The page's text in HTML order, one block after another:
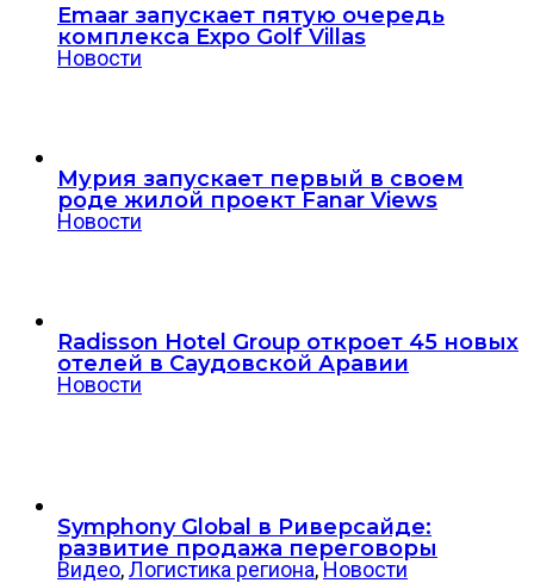
Emaar запускает пятую очередь
комплекса Expo Golf Villas
Новости
Мурия запускает первый в своем
роде жилой проект Fanar Views
Новости
Radisson Hotel Group откроет 45 новых
отелей в Саудовской Аравии
Новости
Symphony Global в Риверсайде:
развитие продажа переговоры
Видео,Логистика региона, Новости